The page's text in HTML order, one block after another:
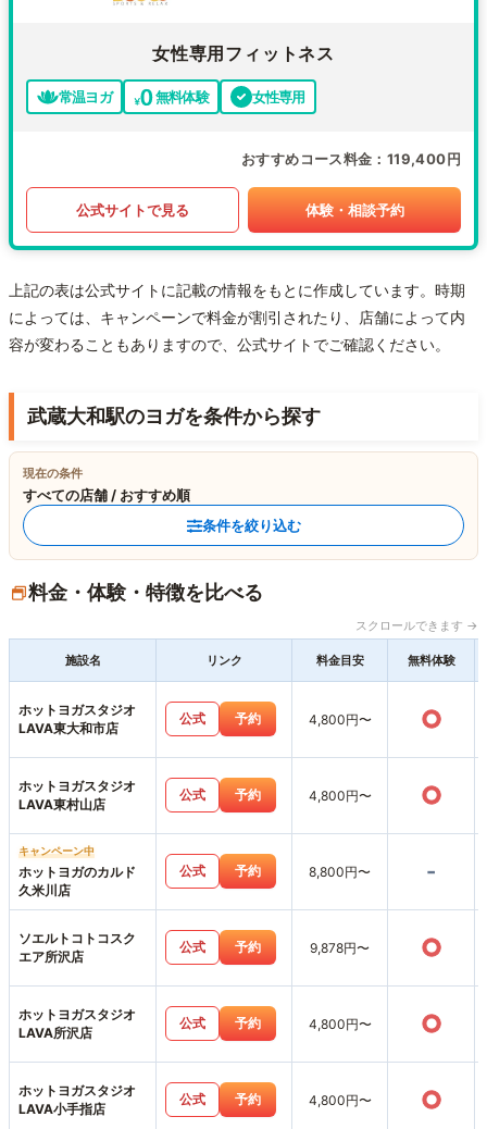
女性専用フィットネス
常温ヨガ 無料体験 女性専用
おすすめコース料金 119,400円
公式サイトで見る 体験・相談予約
上記の表は公式サイトに記載の情報をもとに作成しています。時期
によっては、キャンペーンで料金が割引されたり、店舗によって内
容が変わることもありますので、公式サイトでご確認ください。
武蔵大和駅のヨガを条件から探す
現在の条件
すべての店舗 / おすすめ順
条件を絞り込む
料金・体験・特徴を比べる
スクロールできます →
施設名 リンク 料金目安 無料体験
ホットヨガスタジオ
LAVA東大和市店
公式 予約 4,800円〜 ○
ホットヨガスタジオ
LAVA東村山店
公式 予約 4,800円〜 ○
キャンペーン中
ホットヨガのカルド
久米川店
公式 予約 8,800円〜 -
ソエルトコトコスク
エア所沢店
公式 予約 9,878円〜 ○
ホットヨガスタジオ
LAVA所沢店
公式 予約 4,800円〜 ○
ホットヨガスタジオ
LAVA小手指店
公式 予約 4,800円〜 ○